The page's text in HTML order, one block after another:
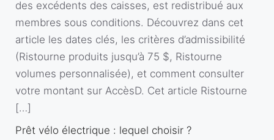
des excédents des caisses, est redistribué aux
membres sous conditions. Découvrez dans cet
article les dates clés, les critères d’admissibilité
(Ristourne produits jusqu’à 75 $, Ristourne
volumes personnalisée), et comment consulter
votre montant sur AccèsD. Cet article Ristourne
[…]
Prêt vélo électrique : lequel choisir ?